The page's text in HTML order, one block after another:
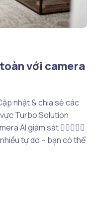
với camera
nhật & chia sẻ các
Turbo Solution
AI giám sát 
tự do – bạn có thể